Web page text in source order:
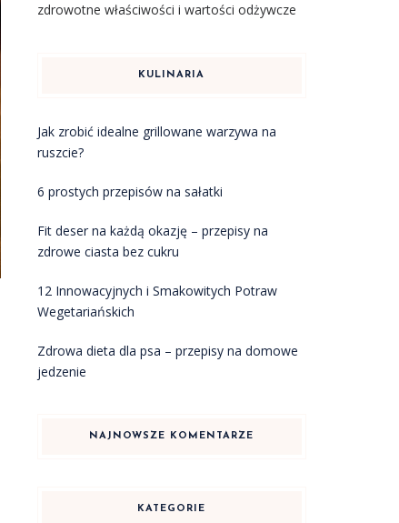
zdrowotne właściwości i wartości odżywcze
KULINARIA
Jak zrobić idealne grillowane warzywa na
ruszcie?
6 prostych przepisów na sałatki
Fit deser na każdą okazję – przepisy na
zdrowe ciasta bez cukru
12 Innowacyjnych i Smakowitych Potraw
Wegetariańskich
Zdrowa dieta dla psa – przepisy na domowe
jedzenie
NAJNOWSZE KOMENTARZE
KATEGORIE